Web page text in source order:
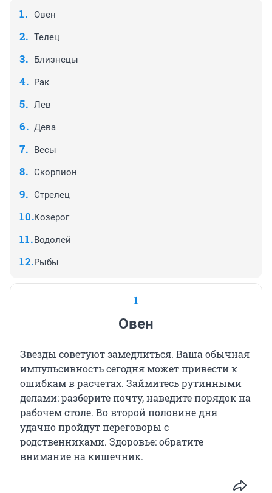
Овен
Телец
Близнецы
Рак
Лев
Дева
Весы
Скорпион
Стрелец
Козерог
Водолей
Рыбы
1
Овен
Звезды советуют замедлиться. Ваша обычная
импульсивность сегодня может привести к
ошибкам в расчетах. Займитесь рутинными
делами: разберите почту, наведите порядок на
рабочем столе. Во второй половине дня
удачно пройдут переговоры с
родственниками. Здоровье: обратите
внимание на кишечник.